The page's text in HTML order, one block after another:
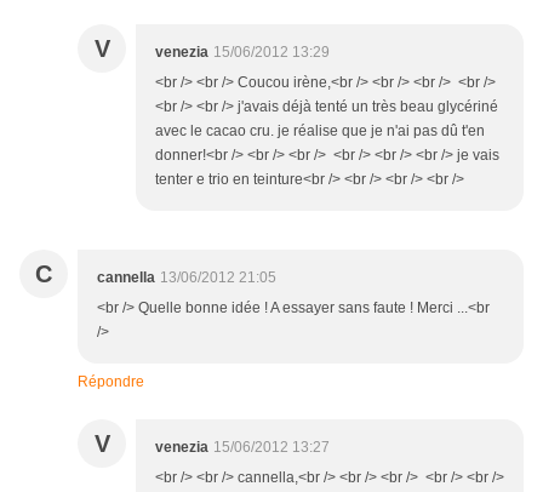
V venezia 15/06/2012 13:29
<br /> <br /> Coucou irène,<br /> <br /> <br /> <br />
<br /> <br /> j'avais déjà tenté un très beau glycériné
avec le cacao cru. je réalise que je n'ai pas dû t'en
donner!<br /> <br /> <br /> <br /> <br /> <br /> je vais
tenter e trio en teinture<br /> <br /> <br /> <br />
C cannella 13/06/2012 21:05
<br /> Quelle bonne idée ! A essayer sans faute ! Merci ...<br
/>
Répondre
V venezia 15/06/2012 13:27
<br /> <br /> cannella,<br /> <br /> <br /> <br /> <br />